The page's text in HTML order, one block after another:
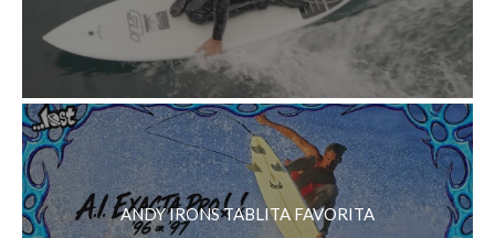
ANDY IRONS TABLITA FAVORITA